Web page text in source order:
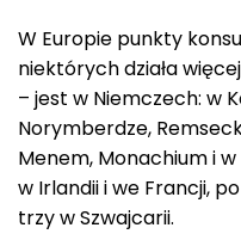
W Europie punkty
niektórych działa
– jest w Niemczech: w
Norymberdze,
Menem, Monachium i
w Irlandii i we Francji,
trzy w Szwajcarii.